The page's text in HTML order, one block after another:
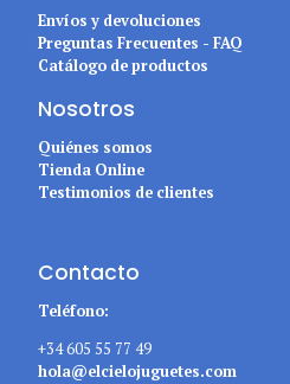
Envíos y devoluciones
Preguntas Frecuentes - FAQ
Catálogo de productos
Nosotros
Quiénes somos
Tienda Online
Testimonios de clientes
Contacto
Teléfono:
+34 605 55 77 49
hola@elcielojuguetes.com